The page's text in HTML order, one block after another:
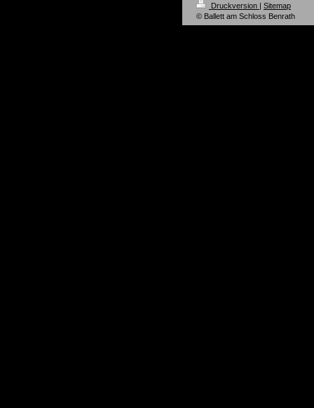
Druckversion | Sitemap
© Ballett am Schloss Benrath